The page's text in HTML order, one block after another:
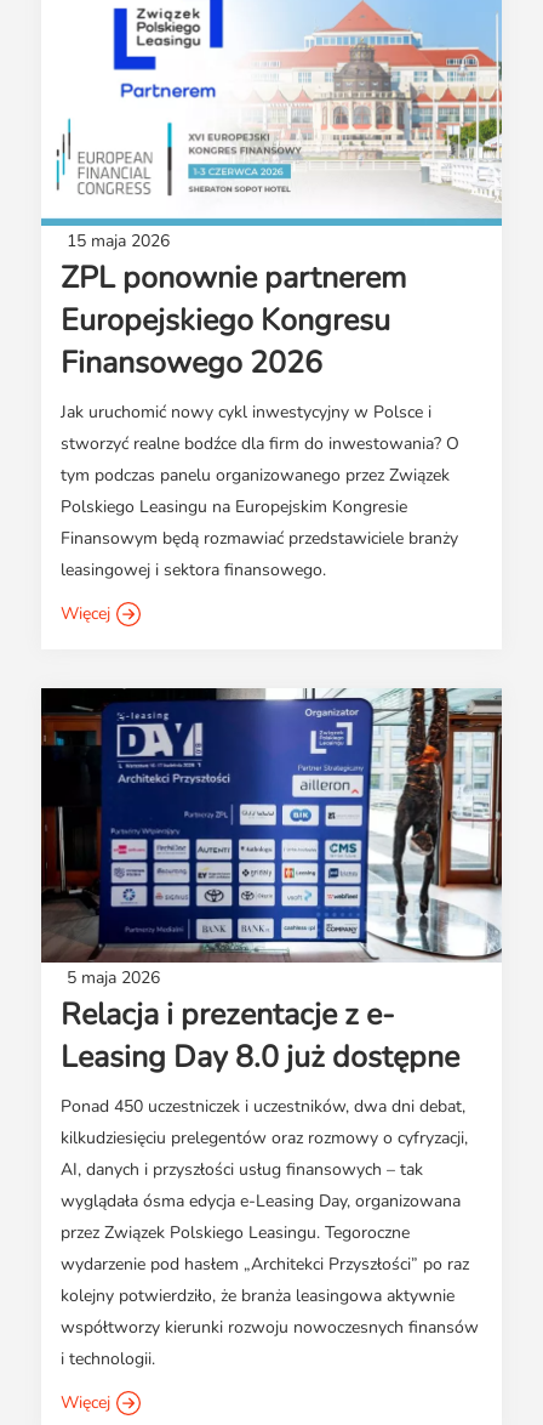
15 maja 2026
ZPL ponownie partnerem
Europejskiego Kongresu
Finansowego 2026
Jak uruchomić nowy cykl inwestycyjny w Polsce i
stworzyć realne bodźce dla firm do inwestowania? O
tym podczas panelu organizowanego przez Związek
Polskiego Leasingu na Europejskim Kongresie
Finansowym będą rozmawiać przedstawiciele branży
leasingowej i sektora finansowego.
Więcej
5 maja 2026
Relacja i prezentacje z e-
Leasing Day 8.0 już dostępne
Ponad 450 uczestniczek i uczestników, dwa dni debat,
kilkudziesięciu prelegentów oraz rozmowy o cyfryzacji,
AI, danych i przyszłości usług finansowych – tak
wyglądała ósma edycja e-Leasing Day, organizowana
przez Związek Polskiego Leasingu. Tegoroczne
wydarzenie pod hasłem „Architekci Przyszłości” po raz
kolejny potwierdziło, że branża leasingowa aktywnie
współtworzy kierunki rozwoju nowoczesnych finansów
i technologii.
Więcej